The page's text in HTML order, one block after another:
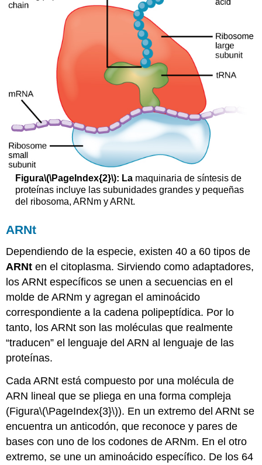
Figura\(\PageIndex{2}\): Lamaquinaria de síntesis de
proteínas incluye las subunidades grandes y pequeñas
del ribosoma, ARNm y ARNt.
ARNt
Dependiendo de la especie, existen 40 a 60 tipos de
ARNt en el citoplasma. Sirviendo como adaptadores,
los ARNt específicos se unen a secuencias en el
molde de ARNm y agregan el aminoácido
correspondiente a la cadena polipeptídica. Por lo
tanto, los ARNt son las moléculas que realmente
“traducen” el lenguaje del ARN al lenguaje de las
proteínas.
Cada ARNt está compuesto por una molécula de
ARN lineal que se pliega en una forma compleja
(Figura\(\PageIndex{3}\)). En un extremo del ARNt se
encuentra un anticodón, que reconoce y pares de
bases con uno de los codones de ARNm. En el otro
extremo, se une un aminoácido específico. De los 64